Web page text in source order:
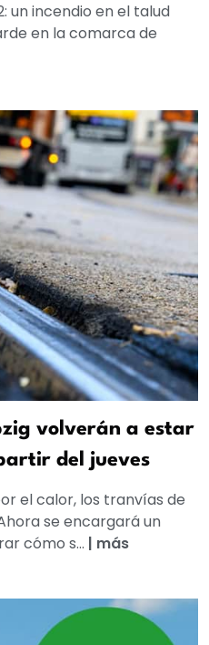
un incendio en el talud
en la comarca de
volverán a estar
del jueves
el calor, los tranvías de
se encargará un
cómo s... | más